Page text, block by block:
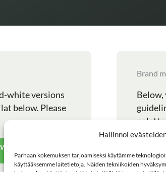
Hallinnoi
Parhaan kokemuksen tarjoamiseksi käytämme
käyttääksemme laitetietoja. Näiden tekniikoiden
white versions
below. Please
LOGO
(PNG)
Brand